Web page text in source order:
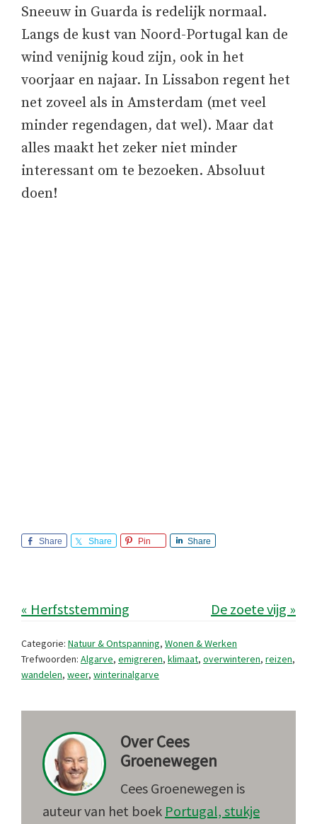
Sneeuw in Guarda is redelijk normaal.
Langs de kust van Noord-Portugal kan de
wind venijnig koud zijn, ook in het
voorjaar en najaar. In Lissabon regent het
net zoveel als in Amsterdam (met veel
minder regendagen, dat wel). Maar dat
alles maakt het zeker niet minder
interessant om te bezoeken. Absoluut
doen!
Share Share Pin Share
« Herfststemming De zoete vijg »
Categorie: Natuur & Ontspanning, Wonen & Werken
Trefwoorden: Algarve, emigreren, klimaat, overwinteren, reizen,
wandelen, weer, winterinalgarve
OverCees
Groenewegen
Cees Groenewegen is
auteur van het boek Portugal, stukje